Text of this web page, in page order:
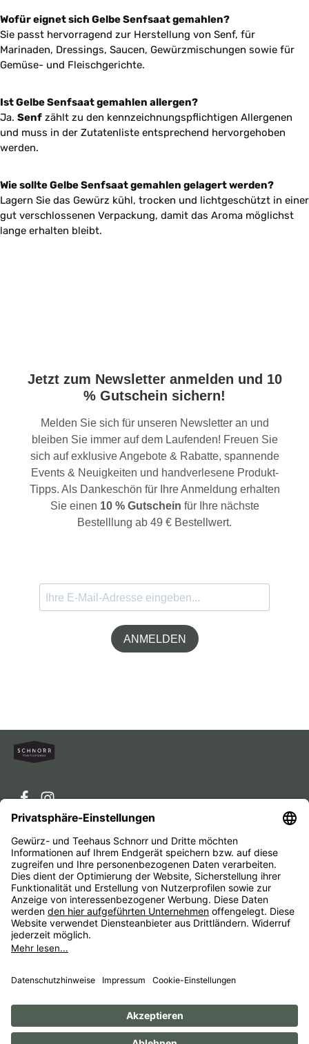
Wofür eignet sich Gelbe Senfsaat gemahlen?
Sie passt hervorragend zur Herstellung von Senf, für
Marinaden, Dressings, Saucen, Gewürzmischungen sowie für
Gemüse- und Fleischgerichte.
Ist Gelbe Senfsaat gemahlen allergen?
Ja. Senf zählt zu den kennzeichnungspflichtigen Allergenen
und muss in der Zutatenliste entsprechend hervorgehoben
werden.
Wie sollte Gelbe Senfsaat gemahlen gelagert werden?
Lagern Sie das Gewürz kühl, trocken und lichtgeschützt in einer
gut verschlossenen Verpackung, damit das Aroma möglichst
lange erhalten bleibt.
Jetzt zum Newsletter anmelden und 10
% Gutschein sichern!
Melden Sie sich für unseren Newsletter an und
bleiben Sie immer auf dem Laufenden! Freuen Sie
sich auf exklusive Angebote & Rabatte, spannende
Events & Neuigkeiten und handverlesene Produkt-
Tipps. Als Dankeschön für Ihre Anmeldung erhalten
Sie einen 10 % Gutschein für Ihre nächste
Bestelllung ab 49 € Bestellwert.
ANMELDEN
Service-Hotline
Service
Unternehmen
Alle Preise inkl. gesetzl. Mehrwertsteuer zzgl.
anders angegeben.
ImpressumAGBWiderrufsbelehrungenDatenschutz
Barrierefreiheit